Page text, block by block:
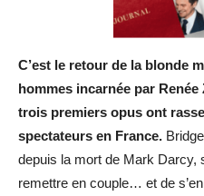
C’est le retour de la blonde
hommes incarnée par
trois premiers opus ont
spectateurs en France.
depuis la mort de Mark Darcy,
remettre en couple… et de